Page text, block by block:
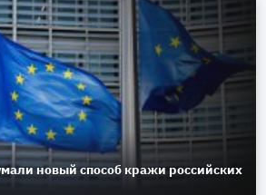
новый способ кражи российских